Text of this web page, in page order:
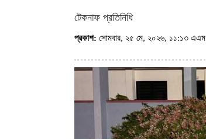
টেকনাফ প্রতিনিধি
প্রকাশ: সোমবার, ২৫ মে, ২০২৬, ১১:১৩ এএম